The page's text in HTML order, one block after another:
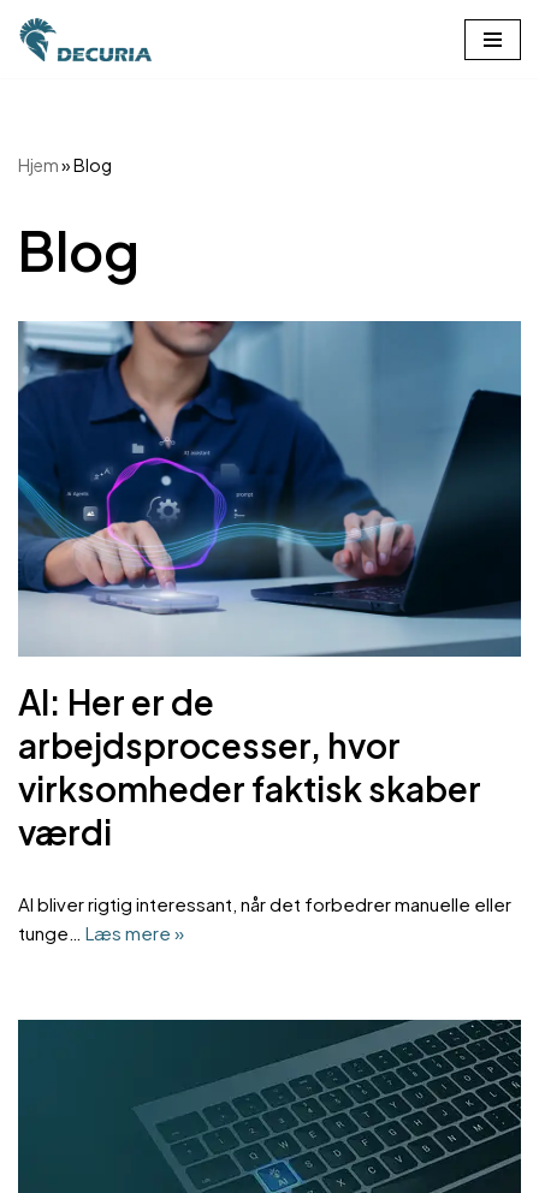
Spring
Hjem»Blog
Blog
AI: Her er de
arbejdsprocesser, hvor
virksomheder faktisk skaber
værdi
AI bliver rigtig interessant, når det forbedrer manuelle eller
tunge… Læs mere »